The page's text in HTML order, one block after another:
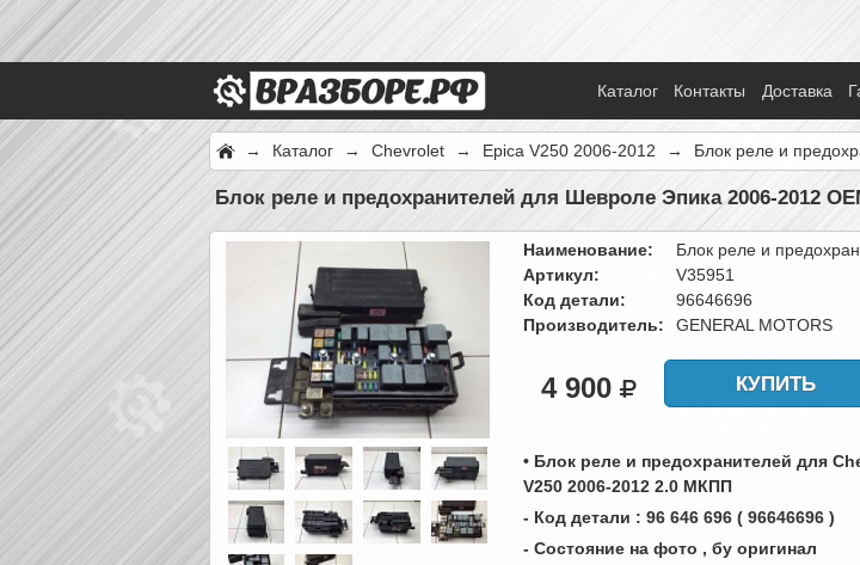
Каталог Контакты Доставка
→ Каталог → Chevrolet → Epica V250 2006-2012 → Блок реле и
Блок реле и предохранителей для Шевроле Эпика 2006-2012
Наименование:
Блок реле и
Артикул:
V35951
Код детали:
96646696
Производитель:
GENERAL MOTORS
4 900 КУПИТЬ
• Блок реле и предохранителей для
V250 2006-2012 2.0 МКПП
- Код детали : 96 646 696 ( 96646696 )
- Состояние на фото , бу оригинал